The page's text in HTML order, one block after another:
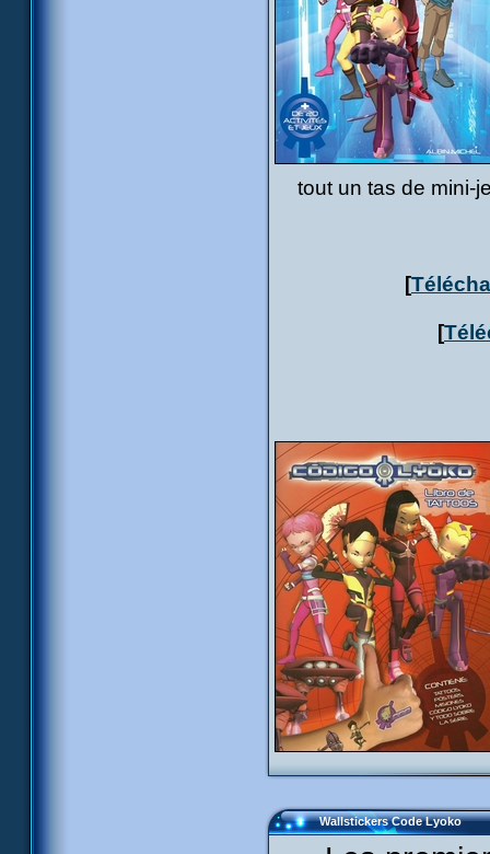
tout un tas de mini-
[
[
Wallstickers Code Lyoko